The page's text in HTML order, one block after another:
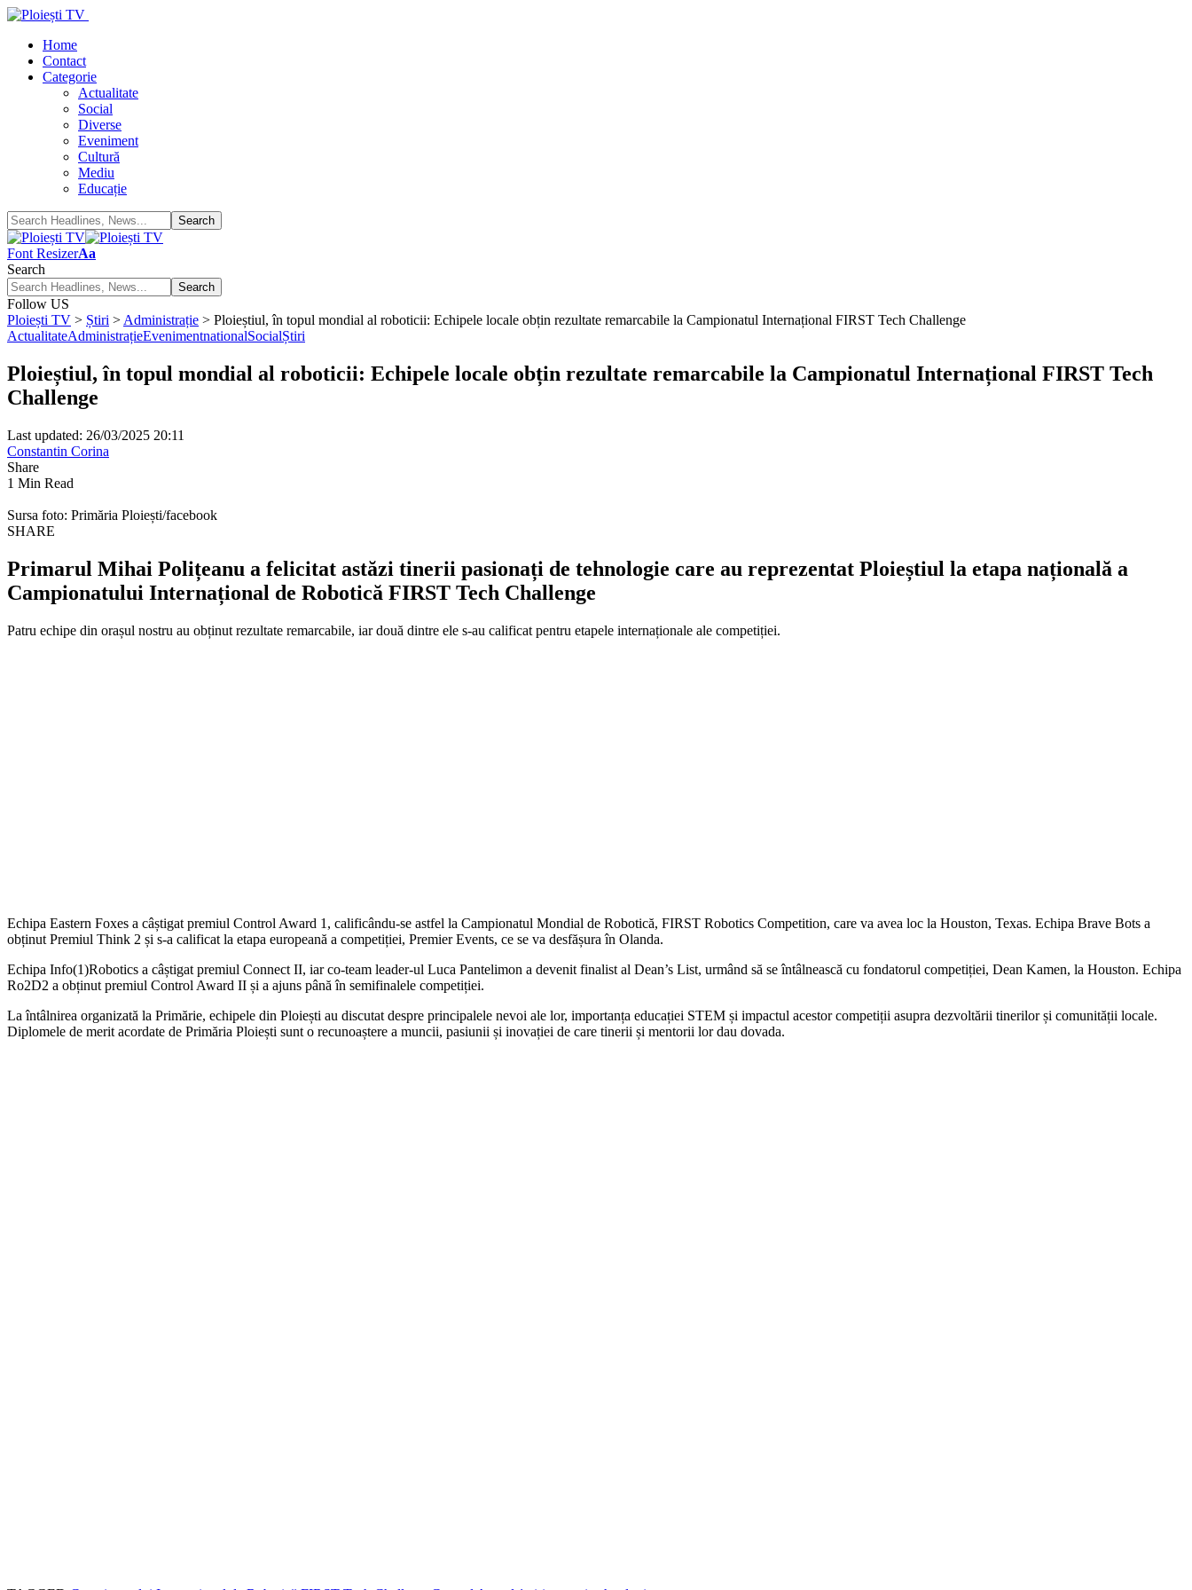
Home
Contact
Categorie
Actualitate
Social
Diverse
Eveniment
Cultură
Mediu
Educație
Font ResizerAa
Search
Follow US
Ploiești TV > Știri > Administrație > Ploieștiul, în topul mondial al roboticii: Echipele locale obțin rezultate remarcabile la Campionatul Internațional FIRST Tech Challenge
ActualitateAdministrațieEvenimentnationalSocialȘtiri
Ploieștiul, în topul mondial al roboticii: Echipele locale obțin rezultate remarcabile la Campionatul Internațional FIRST Tech
Challenge
Last updated: 26/03/2025 20:11
Constantin Corina
Share
1 Min Read
Sursa foto: Primăria Ploiești/facebook
SHARE
Primarul Mihai Polițeanu a felicitat astăzi tinerii pasionați de tehnologie care au reprezentat Ploieștiul la etapa națională a
Campionatului Internațional de Robotică FIRST Tech Challenge
Patru echipe din orașul nostru au obținut rezultate remarcabile, iar două dintre ele s-au calificat pentru etapele internaționale ale competiției.
Echipa Eastern Foxes a câștigat premiul Control Award 1, calificându-se astfel la Campionatul Mondial de Robotică, FIRST Robotics Competition, care va avea loc la Houston, Texas. Echipa Brave Bots a
obținut Premiul Think 2 și s-a calificat la etapa europeană a competiției, Premier Events, ce se va desfășura în Olanda.
Echipa Info(1)Robotics a câștigat premiul Connect II, iar co-team leader-ul Luca Pantelimon a devenit finalist al Dean’s List, urmând să se întâlnească cu fondatorul competiției, Dean Kamen, la Houston. Echipa
Ro2D2 a obținut premiul Control Award II și a ajuns până în semifinalele competiției.
La întâlnirea organizată la Primărie, echipele din Ploiești au discutat despre principalele nevoi ale lor, importanța educației STEM și impactul acestor competiții asupra dezvoltării tinerilor și comunității locale.
Diplomele de merit acordate de Primăria Ploiești sunt o recunoaștere a muncii, pasiunii și inovației de care tinerii și mentorii lor dau dovada.